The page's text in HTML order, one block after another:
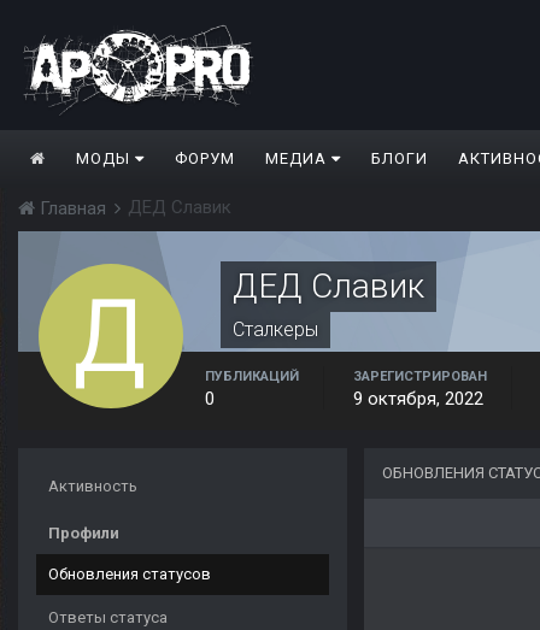
МОДЫ ФОРУМ МЕДИА БЛОГИ
Главная ДЕД Славик
ДЕД Славик
Сталкеры
ПУБЛИКАЦИЙ
0
ЗАРЕГИСТРИРОВАН
9 октября, 2022
Активность
Профили
Обновления статусов
Ответы статуса
ОБНОВЛЕНИЯ